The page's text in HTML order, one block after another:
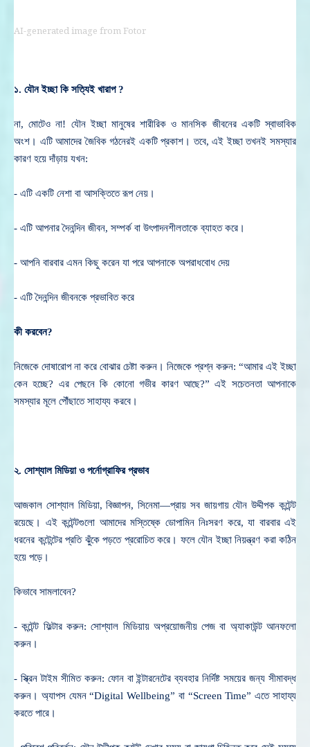
AI-generated image from Fotor
১. যৌন ইচ্ছা কি সত্যিই খারাপ ?
না, মোটেও না! যৌন ইচ্ছা মানুষের শারীরিক ও মানসিক জীবনের একটি স্বাভাবিক
অংশ। এটি আমাদের জৈবিক গঠনেরই একটি প্রকাশ। তবে, এই ইচ্ছা তখনই সমস্যার
কারণ হয়ে দাঁড়ায় যখন:
- এটি একটি নেশা বা আসক্তিতে রূপ নেয়।
- এটি আপনার দৈনন্দিন জীবন, সম্পর্ক বা উৎপাদনশীলতাকে ব্যাহত করে।
- আপনি বারবার এমন কিছু করেন যা পরে আপনাকে অপরাধবোধ দেয়
- এটি দৈনন্দিন জীবনকে প্রভাবিত করে
কী করবেন?
নিজেকে দোষারোপ না করে বোঝার চেষ্টা করুন। নিজেকে প্রশ্ন করুন: “আমার এই ইচ্ছা
কেন হচ্ছে? এর পেছনে কি কোনো গভীর কারণ আছে?” এই সচেতনতা আপনাকে
সমস্যার মূলে পৌঁছাতে সাহায্য করবে।
২. সোশ্যাল মিডিয়া ও পর্নোগ্রাফির প্রভাব
আজকাল সোশ্যাল মিডিয়া, বিজ্ঞাপন, সিনেমা—প্রায় সব জায়গায় যৌন উদ্দীপক কন্টেন্ট
রয়েছে। এই কন্টেন্টগুলো আমাদের মস্তিষ্কে ডোপামিন নিঃসরণ করে, যা বারবার এই
ধরনের কন্টেন্টের প্রতি ঝুঁকে পড়তে প্ররোচিত করে। ফলে যৌন ইচ্ছা নিয়ন্ত্রণ করা কঠিন
হয়ে পড়ে।
কিভাবে সামলাবেন?
- কন্টেন্ট ফিল্টার করুন: সোশ্যাল মিডিয়ায় অপ্রয়োজনীয় পেজ বা অ্যাকাউন্ট আনফলো
করুন।
- স্ক্রিন টাইম সীমিত করুন: ফোন বা ইন্টারনেটের ব্যবহার নির্দিষ্ট সময়ের জন্য সীমাবদ্ধ
করুন। অ্যাপস যেমন “Digital Wellbeing” বা “Screen Time” এতে সাহায্য
করতে পারে।